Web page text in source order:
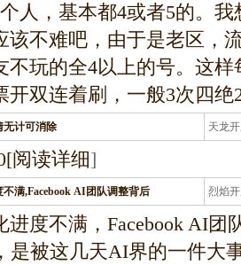
人，基本都4或者5的。
该不难吧，由于是老区，
不玩的全4以上的号。这
开双连着刷，一般3次四绝
无计可消除 天龙
[阅读详细]
满,Facebook AI团队调整背后 烈焰
龙
进度不满，Facebook AI
是被这几天AI界的一件大